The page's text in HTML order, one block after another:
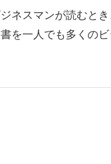
ネスマンが読むと
を一人でも多くの